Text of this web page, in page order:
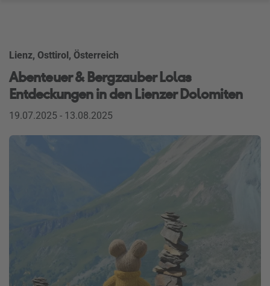
Lienz, Osttirol, Österreich
Abenteuer & Bergzauber Lolas
Entdeckungen in den Lienzer Dolomiten
19.07.2025 - 13.08.2025